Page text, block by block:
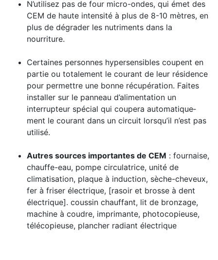
N’utilisez pas de four micro-ondes, qui émet des
CEM de haute intensité à plus de 8-10 mètres, en
plus de dégrader les nutriments dans la
nourriture.
Certaines personnes hypersensibles coupent en
partie ou totalement le courant de leur résidence
pour permettre une bonne récupération. Faites
installer sur le panneau d’alimentation un
interrupteur spécial qui coupera auto­­mati­que­
ment le courant dans un circuit lorsqu’il n’est pas
utilisé.
Autres sources importantes de CEM : fournaise,
chauffe-eau, pompe circulatrice, unité de
climatisation, plaque à induction, sèche-cheveux,
fer à friser électrique, [rasoir et brosse à dent
électrique]. coussin chauffant, lit de bronzage,
machine à coudre, imprimante, photocopieuse,
télécopieuse, plancher radiant électrique